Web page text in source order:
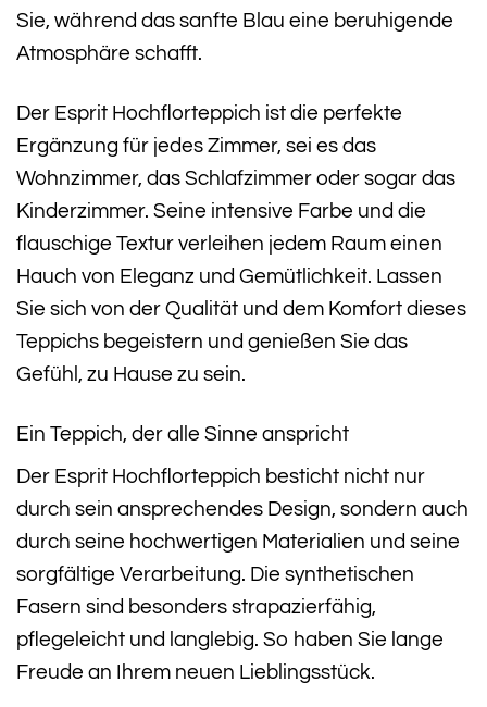
Sie, während das sanfte Blau eine beruhigende
Atmosphäre schafft.
Der Esprit Hochflorteppich ist die perfekte
Ergänzung für jedes Zimmer, sei es das
Wohnzimmer, das Schlafzimmer oder sogar das
Kinderzimmer. Seine intensive Farbe und die
flauschige Textur verleihen jedem Raum einen
Hauch von Eleganz und Gemütlichkeit. Lassen
Sie sich von der Qualität und dem Komfort dieses
Teppichs begeistern und genießen Sie das
Gefühl, zu Hause zu sein.
Ein Teppich, der alle Sinne anspricht
Der Esprit Hochflorteppich besticht nicht nur
durch sein ansprechendes Design, sondern auch
durch seine hochwertigen Materialien und seine
sorgfältige Verarbeitung. Die synthetischen
Fasern sind besonders strapazierfähig,
pflegeleicht und langlebig. So haben Sie lange
Freude an Ihrem neuen Lieblingsstück.